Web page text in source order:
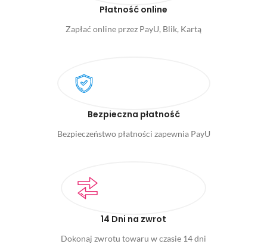
Płatność online
Zapłać online przez PayU, Blik, Kartą
Bezpieczna płatność
Bezpieczeństwo płatności zapewnia PayU
14 Dni na zwrot
Dokonaj zwrotu towaru w czasie 14 dni